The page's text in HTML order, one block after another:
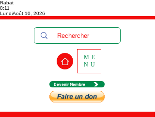
Rabat
8:11
LundiAoût 10, 2026
Devenir Membre
ME
NU